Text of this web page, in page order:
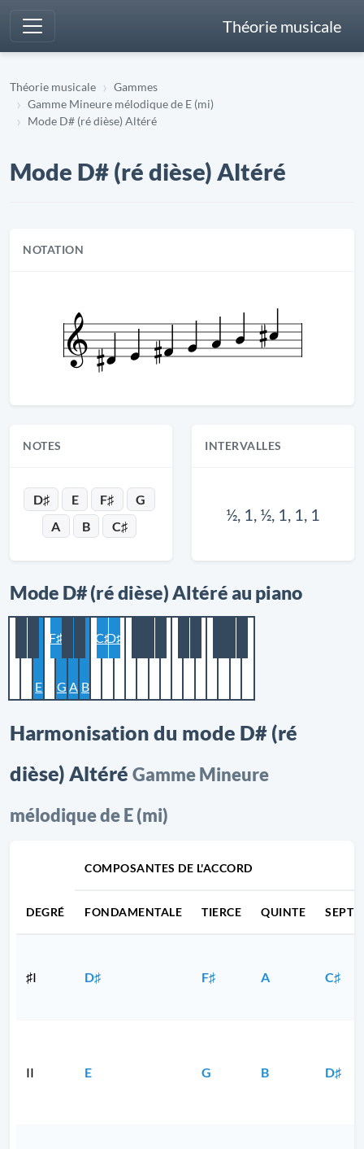
Théorie musicale
Théorie musicale
Gammes
Gamme Mineure mélodique de E (mi)
Mode D# (ré dièse) Altéré
Mode D# (ré dièse) Altéré
NOTATION
NOTES
D♯ E F♯
G
A
B C♯
INTERVALLES
½, 1, ½, 1, 1, 1
Mode D# (ré dièse) Altéré au piano
E
F♯
G A B
C♯D♯
Harmonisation du mode D# (ré
dièse) Altéré Gamme Mineure
mélodique de E (mi)
DEGRÉ
COMPOSANTES DE L'ACCORD
FONDAMENTALE TIERCE QUINTE
♯I D♯ F♯ A C♯
II E G B D♯